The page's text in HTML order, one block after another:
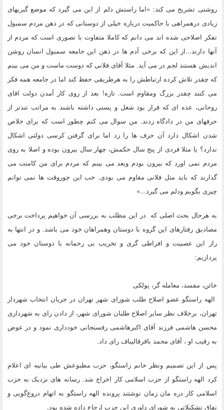
روشنی تشریح می کند: «اما راستش دلم از این می گیرد که موضع گبریهای
زیادی درهمراهی با حاکمیت درباره خیلی از دوستانی که در ذهن مردم سمبول
تفکر اصلاحی شده اند می دانم که کاملا متفاوت با تصوری است که مردم از
آنها دارند...از این که برخی آدم ها در ذهن این جامعه سمبول انسان روشن
اندیش هستند لجم در می آید. مثلا آقای فلانی که دوست ماست و من می بینم
که چقدر تلاش کرده ارتباطش را به هرطریقی حفظ کند اما در جامعه همه فکر
می کنند چقدر بزرگ ومقاوم است. تازه! بعد از روی کار آمدن دولت اقای
روحانی، عده ای که قرار بود شغل و پستی داشته باشند به مراتب تندتر از
حرفهای من در دادگاه زدند. من سوال می کنم چطور است که برای خلاص
شدن اشکال دارد آن حرف ها را زد اما برای گرفتن کرسی دولتی اشکال
ندارد؟ یا مثلا فردی از پنج سال حکمش، چهار سال بیرون بوده و اصلا به روی
مردم نمی اورد که بیرون بودم وبعد می بینم که مردم برای من کامنت می
گذارند که باید مثل فلانی مقاوم می بودی. خب این جوروقت ها نمی توانم
چیزی بگویم ودلم می گیرد...»
به هرحال بحث اصلی که در این مطلب به بررسی آن خواهیم پرداخت برخی
مصادیق رفتارهای این گروه با دوستان وهمراهان خود می باشد. و در انتها به
راز این عصبیت و افراطی گری و تخریب بی رحمانه با دوستان خود می
پردازیم:
خائن، مفسد، معامله گر، پولکی
الهه راستگو عضو اصلاح طلب شورای شهر تهران در جریان انتخاب شهردار
تهران، برخلاف نظر سایر اصلاح طلبان شورای شهر، از دادن رای به شهرداری
محسن هاشمی فرزند آقای اکبرهاشمی رفسنجانی خودداری نمود و در عوض
به رقیب او ، آقای محمد باقرقالیباف رای داد.
پس از این تصمیم ونظر خانم راستگو، حزب مطبوعش طی بیانیه ای اعلام
کرد الهه راستگو از حزب اسلامی کار اخراج شد. رسانه های نزدیک به حزب
اسلامی کار دره مان زمان نوشتند پرونده الهه راستگو به اتهام دروغ‌گویی و
نفاق تشکیلاتی به شورای داوری این حزب ارجاع داده شده بود.